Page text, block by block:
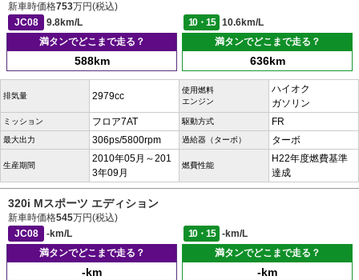
新車時価格753万円(税込)
JC08
9.8km/L 10・15
10.6km/L
満タンでどこまで走る？
588km
満タンでどこまで走る？
636km
排気量 2979cc
使用燃料
エンジン
ハイオク
ガソリン
ミッション フロア7AT 駆動方式 FR
最大出力 306ps/5800rpm 過給器（ターボ） ターボ
生産期間
2010年05月～201
3年09月
燃費性能
H22年度燃費基準
達成
320i Mスポーツ エディション
新車時価格545万円(税込)
JC08
-km/L 10・15
-km/L
満タンでどこまで走る？
-km
満タンでどこまで走る？
-km